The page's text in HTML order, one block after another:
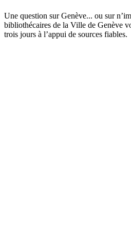
Une question sur Genève... ou sur
bibliothécaires de la Ville de Genève
trois jours à l’appui de sources fiables.